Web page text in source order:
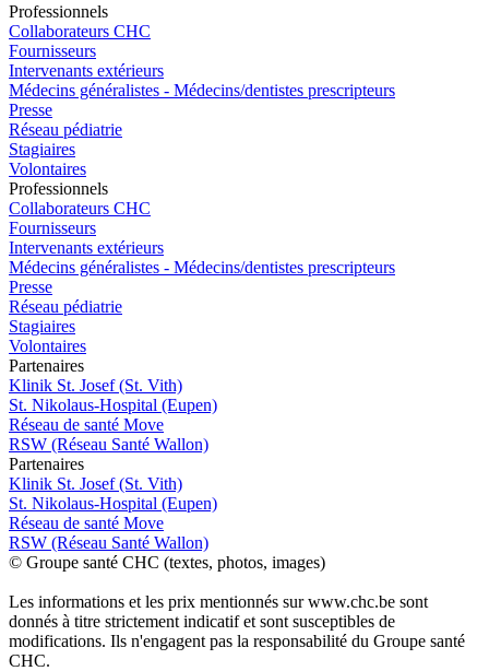
Professionnels
Collaborateurs CHC
Fournisseurs
Intervenants extérieurs
Médecins généralistes - Médecins/dentistes prescripteurs
Presse
Réseau pédiatrie
Stagiaires
Volontaires
Professionnels
Collaborateurs CHC
Fournisseurs
Intervenants extérieurs
Médecins généralistes - Médecins/dentistes prescripteurs
Presse
Réseau pédiatrie
Stagiaires
Volontaires
Partenaires
Klinik St. Josef (St. Vith)
St. Nikolaus-Hospital (Eupen)
Réseau de santé Move
RSW (Réseau Santé Wallon)
Partenaires
Klinik St. Josef (St. Vith)
St. Nikolaus-Hospital (Eupen)
Réseau de santé Move
RSW (Réseau Santé Wallon)
© Groupe santé CHC (textes, photos, images)
Les informations et les prix mentionnés sur www.chc.be sont
donnés à titre strictement indicatif et sont susceptibles de
modifications. Ils n'engagent pas la responsabilité du Groupe santé
CHC.